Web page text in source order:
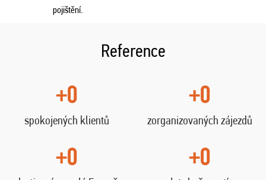
pojištění.
Reference
+0
spokojených klientů
+0
zorganizovaných zájezdů
+0 +0